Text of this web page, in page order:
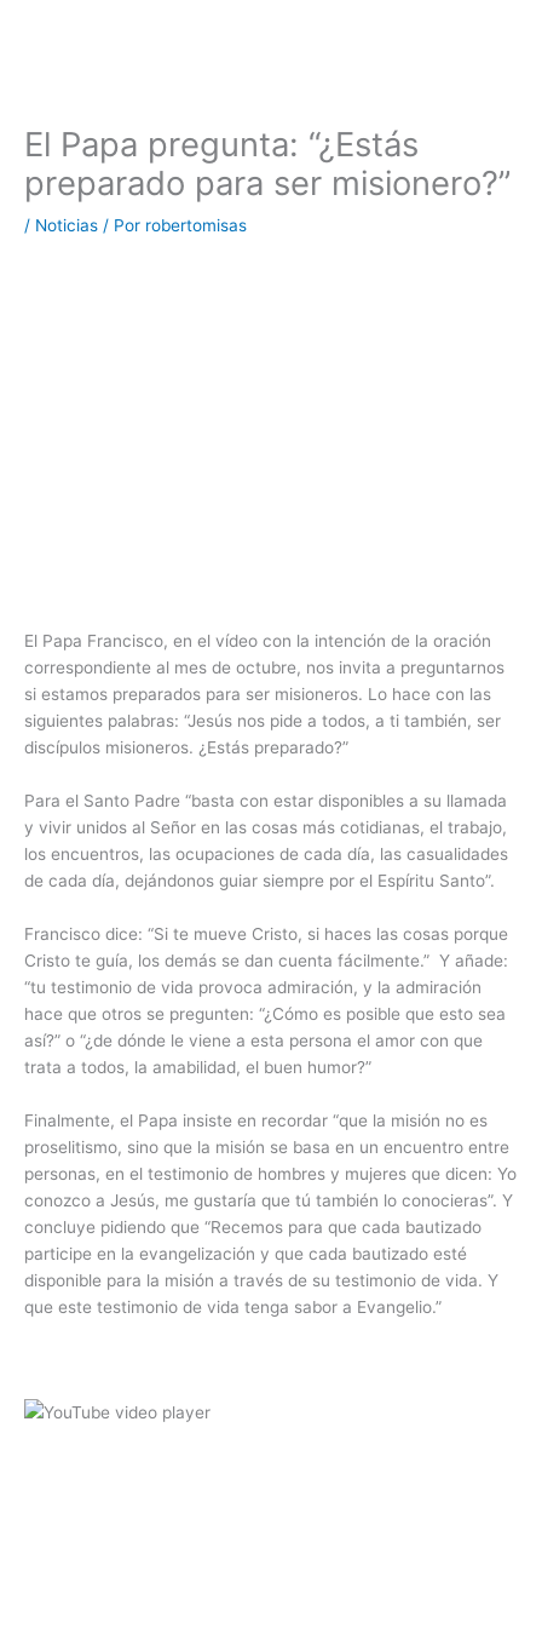
El Papa pregunta: “¿Estás
preparado para ser misionero?”
/ Noticias / Por robertomisas
El Papa Francisco, en el vídeo con la intención de la oración
correspondiente al mes de octubre, nos invita a preguntarnos
si estamos preparados para ser misioneros. Lo hace con las
siguientes palabras: “Jesús nos pide a todos, a ti también, ser
discípulos misioneros. ¿Estás preparado?”
Para el Santo Padre “basta con estar disponibles a su llamada
y vivir unidos al Señor en las cosas más cotidianas, el trabajo,
los encuentros, las ocupaciones de cada día, las casualidades
de cada día, dejándonos guiar siempre por el Espíritu Santo”.
Francisco dice: “Si te mueve Cristo, si haces las cosas porque
Cristo te guía, los demás se dan cuenta fácilmente.” Y añade:
“tu testimonio de vida provoca admiración, y la admiración
hace que otros se pregunten: “¿Cómo es posible que esto sea
así?” o “¿de dónde le viene a esta persona el amor con que
trata a todos, la amabilidad, el buen humor?”
Finalmente, el Papa insiste en recordar “que la misión no es
proselitismo, sino que la misión se basa en un encuentro entre
personas, en el testimonio de hombres y mujeres que dicen: Yo
conozco a Jesús, me gustaría que tú también lo conocieras”. Y
concluye pidiendo que “Recemos para que cada bautizado
participe en la evangelización y que cada bautizado esté
disponible para la misión a través de su testimonio de vida. Y
que este testimonio de vida tenga sabor a Evangelio.”